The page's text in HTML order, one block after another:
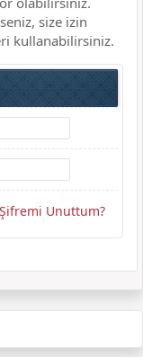
size izin
kullanabilirsiniz.
Şifremi Unuttum?